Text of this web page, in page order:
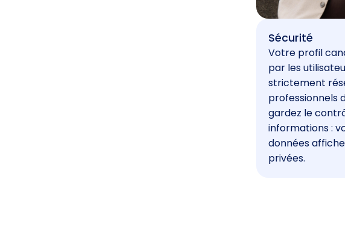
Sécurité
Votre profil
par les
strictement
professionnels
gardez le
informations :
données
privées.